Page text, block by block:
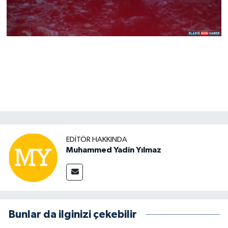
EDITÖR HAKKINDA
Muhammed Yadin Yılmaz
Bunlar da ilginizi çekebilir